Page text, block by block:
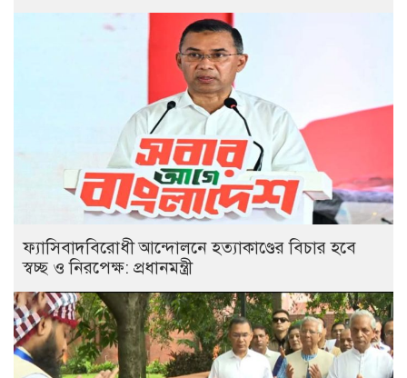
ফ্যাসিবাদবিরোধী আন্দোলনে হত্যাকাণ্ডের বিচার হবে
স্বচ্ছ ও নিরপেক্ষ: প্রধানমন্ত্রী